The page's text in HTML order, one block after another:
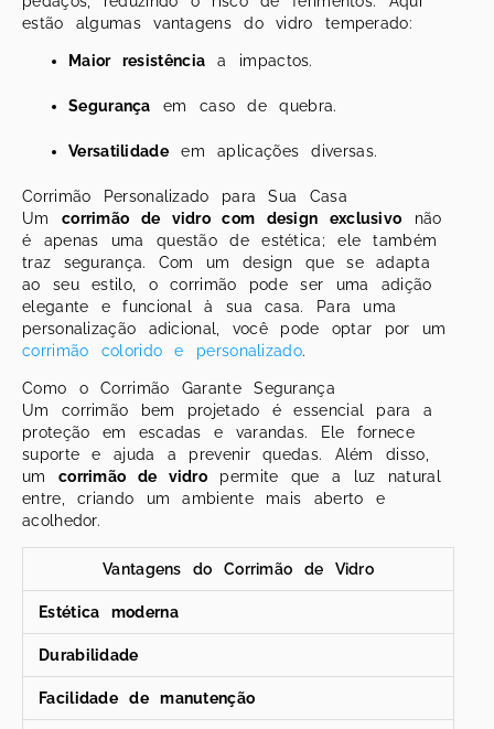
estão algumas vantagens do vidro temperado:
Maior resistência a impactos.
Segurança em caso de quebra.
Versatilidadeem aplicações diversas.
Corrimão Personalizado para Sua Casa
Um corrimão de vidro com design exclusivo não
é apenas uma questão de estética; ele também
traz segurança. Com um design que se adapta
ao seu estilo, o corrimão pode ser uma adição
elegante e funcional à sua casa. Para uma
personalização adicional, você pode optar por um
corrimão colorido e personalizado.
Como o Corrimão Garante Segurança
Um corrimão bem projetado é essencial para a
proteção em escadas e varandas. Ele fornece
suporte e ajuda a prevenir quedas. Além disso,
um corrimão de vidro permite que a luz natural
entre, criando um ambiente mais aberto e
acolhedor.
Vantagens do Corrimão de Vidro
Estética moderna
Durabilidade
Facilidade de manutenção